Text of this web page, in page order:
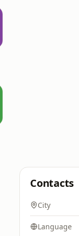
Contacts
City
Language